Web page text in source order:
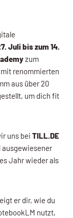
Juli bis zum 14.
zum
renommierten
aus über 20
um dich fit
uns bei TILL.DE
ausgewiesener
Jahr wieder als
er dir, wie du
nutzt,